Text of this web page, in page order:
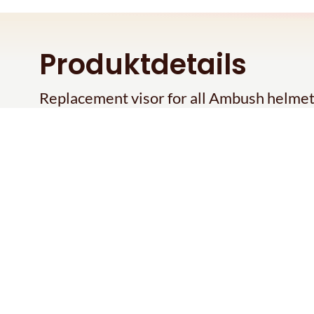
Produktdetails
Replacement visor for all Ambush